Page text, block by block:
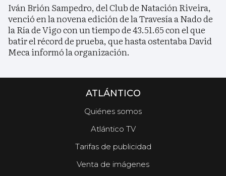
Iván Brión Sampedro, del Club de Natación Riveira,
venció en la novena edición de la Travesía a Nado de
la Ría de Vigo con un tiempo de 43.51.65 con el que
batir el récord de prueba, que hasta ostentaba David
Meca informó la organización.
ATLÁNTICO
Quiénes somos
Atlántico TV
Tarifas de publicidad
Venta de imágenes